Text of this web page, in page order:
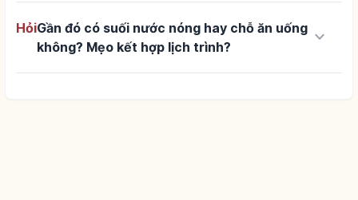
HỏiGần đó có suối nước nóng hay chỗ ăn uống
không? Mẹo kết hợp lịch trình?
keyboard_arrow_down